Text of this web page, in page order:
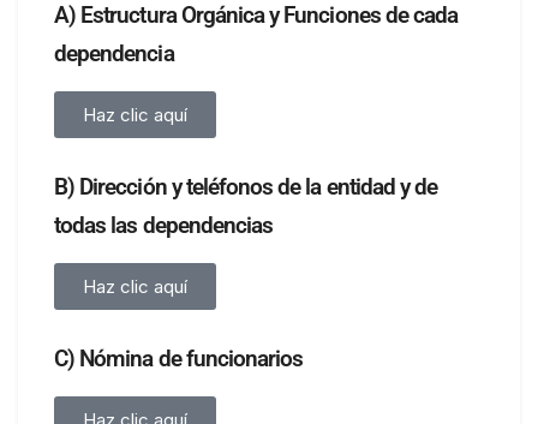
A) Estructura Orgánica y Funciones de cada
dependencia
Haz clic aquí
B) Dirección y teléfonos de la entidad y de
todas las dependencias
Haz clic aquí
C) Nómina de funcionarios